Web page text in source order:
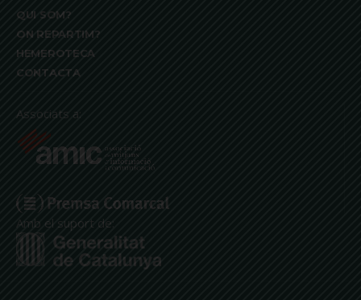
QUI SOM?
ON REPARTIM?
HEMEROTECA
CONTACTA
Associats a:
Amb el suport de: